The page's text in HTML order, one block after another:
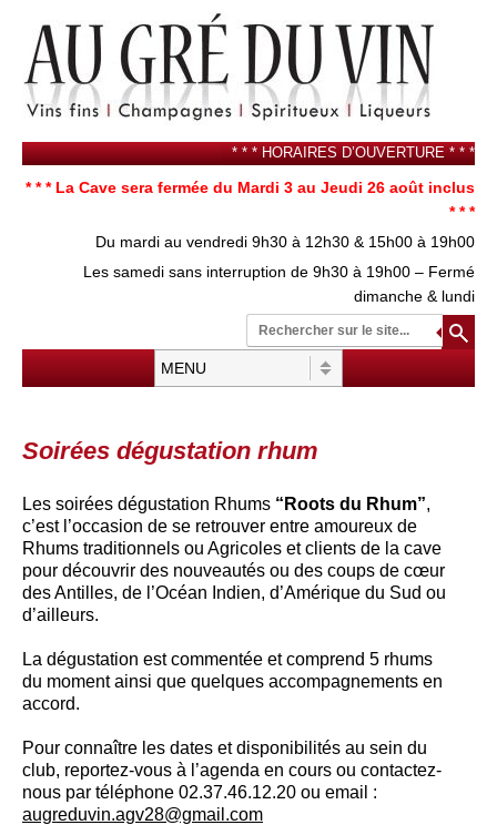
* * * HORAIRES D’OUVERTURE * * *
* * * La Cave sera fermée du Mardi 3 au Jeudi 26 août inclus
* * *
Du mardi au vendredi 9h30 à 12h30 & 15h00 à 19h00
Les samedi sans interruption de 9h30 à 19h00 – Fermé
dimanche & lundi
Soirées dégustation rhum
Les soirées dégustation Rhums “Roots du Rhum”,
c’est l’occasion de se retrouver entre amoureux de
Rhums traditionnels ou Agricoles et clients de la cave
pour découvrir des nouveautés ou des coups de cœur
des Antilles, de l’Océan Indien, d’Amérique du Sud ou
d’ailleurs.
La dégustation est commentée et comprend 5 rhums
du moment ainsi que quelques accompagnements en
accord.
Pour connaître les dates et disponibilités au sein du
club, reportez-vous à l’agenda en cours ou contactez-
nous par téléphone 02.37.46.12.20 ou email :
augreduvin.agv28@gmail.com